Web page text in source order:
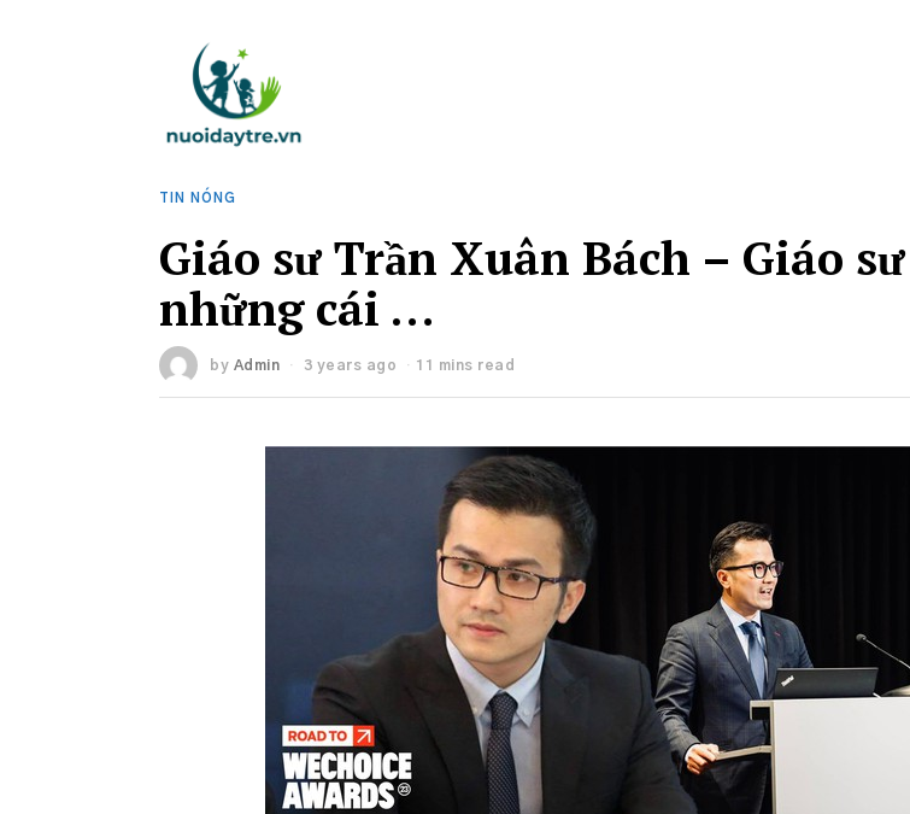
TIN NÓNG
Giáo sư Trần Xuân Bách – Giáo
những cái …
by Admin 3 years ago 11 mins read